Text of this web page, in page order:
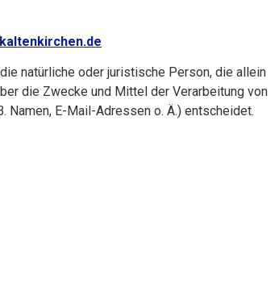
natürliche oder juristische Person, die allein
die Zwecke und Mittel der Verarbeitung von
Namen, E-Mail-Adressen o. Ä.) entscheidet.